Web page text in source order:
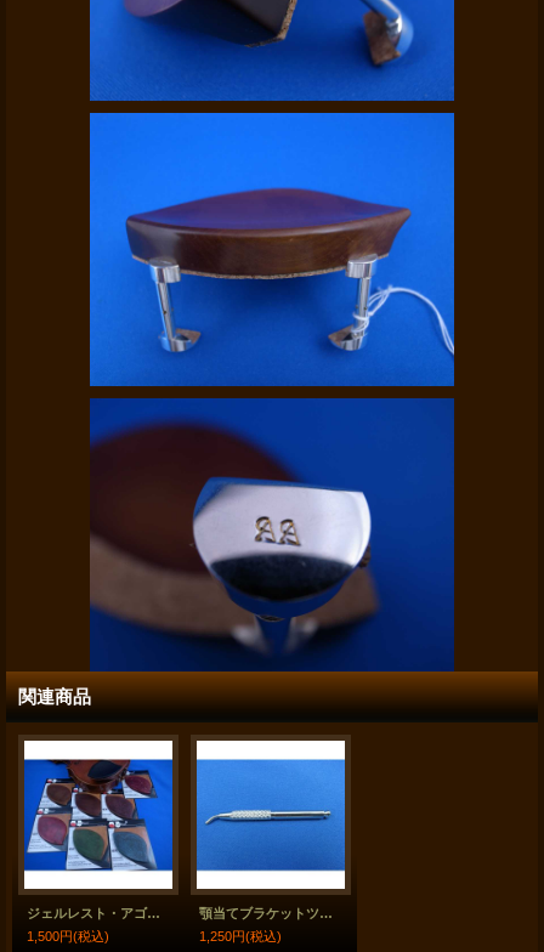
関連商品
ジェルレスト・アゴ当てジェルクッション 30種類 "GelRest" Chinrest Gel Pad
1,500円(税込)
顎当てブラケットツール バイオリン・ビオラ用 Chinrest Tool
1,250円(税込)